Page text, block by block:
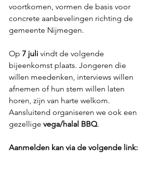
voortkomen, vormen de basis voor
concrete aanbevelingen richting de
gemeente Nijmegen.
Op 7 juli vindt de volgende
bijeenkomst plaats. Jongeren die
willen meedenken, interviews willen
afnemen of hun stem willen laten
horen, zijn van harte welkom.
Aansluitend organiseren we ook een
gezellige vega/halal BBQ.
Aanmelden kan via de volgende link: